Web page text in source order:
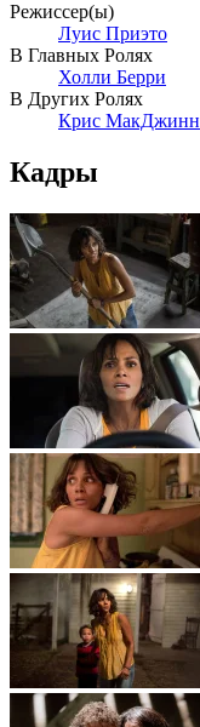
Режиссер(ы)
Луис Приэто
В Главных Ролях
Холли Берри
В Других Ролях
Крис МакДжинн
Кадры